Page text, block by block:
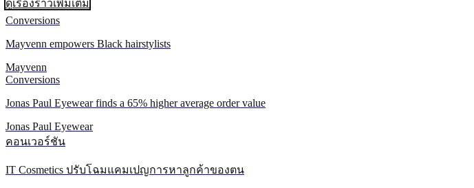
ดูเรื่องราวเพิ่มเติม
Conversions
Mayvenn empowers Black hairstylists
Mayvenn
Conversions
Jonas Paul Eyewear finds a 65% higher average order value
Jonas Paul Eyewear
คอนเวอร์ชัน
IT Cosmetics ปรับโฉมแคมเปญการหาลูกค้าของตน